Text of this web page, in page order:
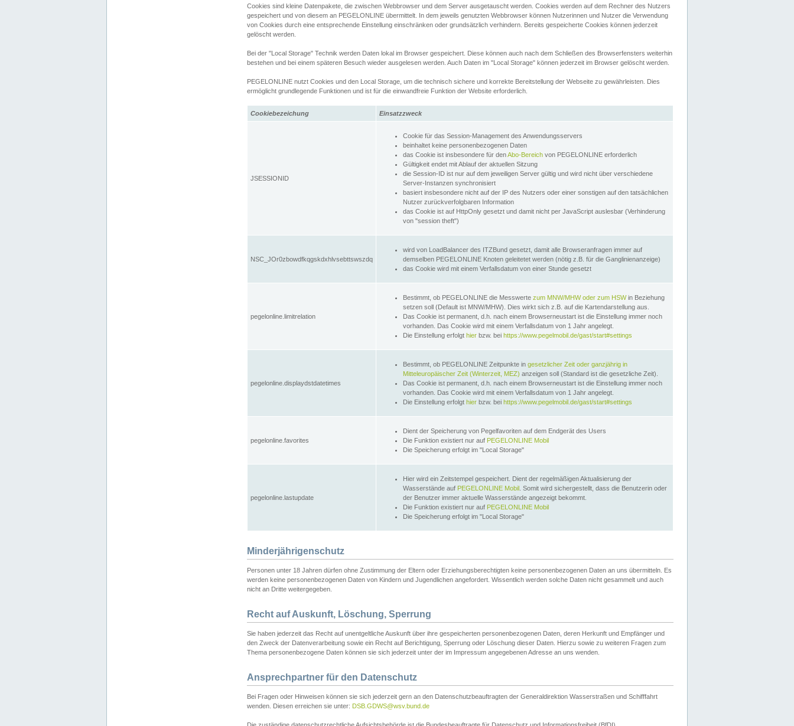
Cookies sind kleine Datenpakete, die zwischen Webbrowser und dem Server ausgetauscht werden. Cookies werden auf dem Rechner des Nutzers
gespeichert und von diesem an PEGELONLINE übermittelt. In dem jeweils genutzten Webbrowser können Nutzerinnen und Nutzer die Verwendung
von Cookies durch eine entsprechende Einstellung einschränken oder grundsätzlich verhindern. Bereits gespeicherte Cookies können jederzeit
gelöscht werden.
Bei der "Local Storage" Technik werden Daten lokal im Browser gespeichert. Diese können auch nach dem Schließen des Browserfensters weiterhin
bestehen und bei einem späteren Besuch wieder ausgelesen werden. Auch Daten im "Local Storage" können jederzeit im Browser gelöscht werden.
PEGELONLINE nutzt Cookies und den Local Storage, um die technisch sichere und korrekte Bereitstellung der Webseite zu gewährleisten. Dies
ermöglicht grundlegende Funktionen und ist für die einwandfreie Funktion der Website erforderlich.
Cookiebezeichung Einsatzzweck
JSESSIONID
Cookie für das Session-Management des Anwendungsservers
beinhaltet keine personenbezogenen Daten
das Cookie ist insbesondere für denAbo-Bereich von PEGELONLINE erforderlich
Gültigkeit endet mit Ablauf der aktuellen Sitzung
die Session-ID ist nur auf dem jeweiligen Server gültig und wird nicht über verschiedene
Server-Instanzen synchronisiert
basiert insbesondere nicht auf der IP des Nutzers oder einer sonstigen auf den tatsächlichen
Nutzer zurückverfolgbaren Information
das Cookie ist auf HttpOnly gesetzt und damit nicht per JavaScript auslesbar (Verhinderung
von "session theft")
NSC_JOr0zbowdfkqgskdxhlvsebttswszdq
wird von LoadBalancer des ITZBund gesetzt, damit alle Browseranfragen immer auf
demselben PEGELONLINE Knoten geleitetet werden (nötig z.B. für die Ganglinienanzeige)
das Cookie wird mit einem Verfallsdatum von einer Stunde gesetzt
pegelonline.limitrelation
Bestimmt, ob PEGELONLINE die Messwerte zum MNW/MHW oder zum HSWin Beziehung
setzen soll (Default ist MNW/MHW). Dies wirkt sich z.B. auf die Kartendarstellung aus.
Das Cookie ist permanent, d.h. nach einem Browserneustart ist die Einstellung immer noch
vorhanden. Das Cookie wird mit einem Verfallsdatum von 1 Jahr angelegt.
Die Einstellung erfolgt hier bzw. bei https://www.pegelmobil.de/gast/start#settings
pegelonline.displaydstdatetimes
Bestimmt, ob PEGELONLINE Zeitpunkte in gesetzlicher Zeit oder ganzjährig in
Mitteleuropäischer Zeit (Winterzeit, MEZ) anzeigen soll (Standard ist die gesetzliche Zeit).
Das Cookie ist permanent, d.h. nach einem Browserneustart ist die Einstellung immer noch
vorhanden. Das Cookie wird mit einem Verfallsdatum von 1 Jahr angelegt.
Die Einstellung erfolgt hier bzw. bei https://www.pegelmobil.de/gast/start#settings
pegelonline.favorites
Dient der Speicherung von Pegelfavoriten auf dem Endgerät des Users
Die Funktion existiert nur auf PEGELONLINE Mobil
Die Speicherung erfolgt im "Local Storage"
pegelonline.lastupdate
Hier wird ein Zeitstempel gespeichert. Dient der regelmäßigen Aktualisierung der
Wasserstände auf PEGELONLINE Mobil . Somit wird sichergestellt, dass die Benutzerin oder
der Benutzer immer aktuelle Wasserstände angezeigt bekommt.
Die Funktion existiert nur auf PEGELONLINE Mobil
Die Speicherung erfolgt im "Local Storage"
Minderjährigenschutz
Personen unter 18 Jahren dürfen ohne Zustimmung der Eltern oder Erziehungsberechtigten keine personenbezogenen Daten an uns übermitteln. Es
werden keine personenbezogenen Daten von Kindern und Jugendlichen angefordert. Wissentlich werden solche Daten nicht gesammelt und auch
nicht an Dritte weitergegeben.
Recht auf Auskunft, Löschung, Sperrung
Sie haben jederzeit das Recht auf unentgeltliche Auskunft über ihre gespeicherten personenbezogenen Daten, deren Herkunft und Empfänger und
den Zweck der Datenverarbeitung sowie ein Recht auf Berichtigung, Sperrung oder Löschung dieser Daten. Hierzu sowie zu weiteren Fragen zum
Thema personenbezogene Daten können sie sich jederzeit unter der im Impressum angegebenen Adresse an uns wenden.
Ansprechpartner für den Datenschutz
Bei Fragen oder Hinweisen können sie sich jederzeit gern an den Datenschutzbeauftragten der Generaldirektion Wasserstraßen und Schifffahrt
wenden. Diesen erreichen sie unter: DSB.GDWS@wsv.bund.de